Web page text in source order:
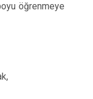
öğrenmeye